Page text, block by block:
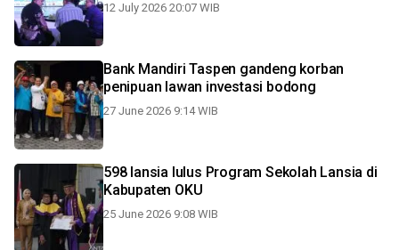
12 July 2026 20:07 WIB
Bank Mandiri Taspen gandeng korban
penipuan lawan investasi bodong
27 June 2026 9:14 WIB
598 lansia lulus Program Sekolah Lansia di
Kabupaten OKU
25 June 2026 9:08 WIB